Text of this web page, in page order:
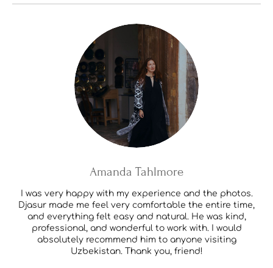
Amanda Tahlmore
I was very happy with my experience and the photos.
Djasur made me feel very comfortable the entire time,
and everything felt easy and natural. He was kind,
professional, and wonderful to work with. I would
absolutely recommend him to anyone visiting
Uzbekistan. Thank you, friend!